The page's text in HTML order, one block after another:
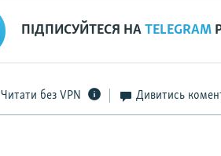
ПІДПИСУЙТЕСЯ НАTELEGRAM
Читати без VPN Дивитись